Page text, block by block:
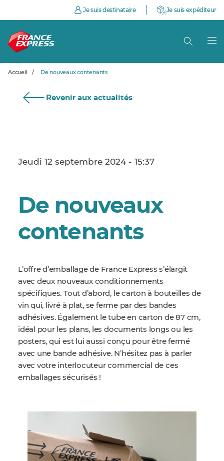
Je suis destinataire Je suis expéditeur
Accueil / De nouveaux contenants
Revenir aux actualités
Jeudi 12 septembre 2024 - 15:37
De nouveaux
contenants
L’offre d’emballage de France Express s’élargit
avec deux nouveaux conditionnements
spécifiques. Tout d’abord, le carton à bouteilles de
vin qui, livré à plat, se ferme par des bandes
adhésives. Également le tube en carton de 87 cm,
idéal pour les plans, les documents longs ou les
posters, qui est lui aussi conçu pour être fermé
avec une bande adhésive. N’hésitez pas à parler
avec votre interlocuteur commercial de ces
emballages sécurisés !